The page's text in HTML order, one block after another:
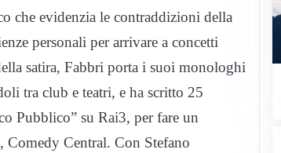
che evidenzia le contraddizioni della
personali per arrivare a concetti
satira, Fabbri porta i suoi monologhi
tra club e teatri, e ha scritto 25
Pubblico” su Rai3, per fare un
Comedy Central. Con Stefano